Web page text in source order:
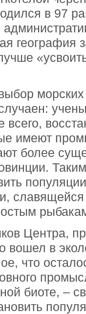
в 97
география
имеют
более
Центра,
вошел в
что
биоте, –